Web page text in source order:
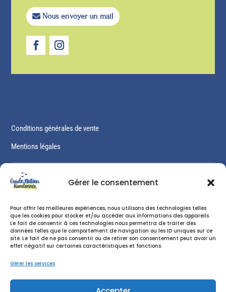
Gérer le consentement
Pour offrir les meilleures expériences, nous utilisons des technologies telles
que les cookies pour stocker et/ou accéder aux informations des appareils.
Le fait de consentir à ces technologies nous permettra de traiter des
données telles que le comportement de navigation ou les ID uniques sur ce
site. Le fait de ne pas consentir ou de retirer son consentement peut avoir un
effet négatif sur certaines caractéristiques et fonctions.
Gérer les services
Nous envoyer un mail
Conditions générales de vente
Mentions légales
Voir le catalogue complet